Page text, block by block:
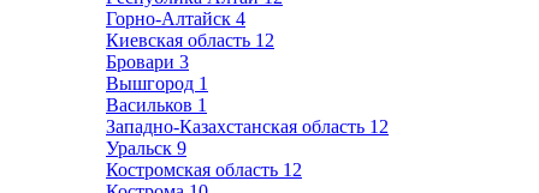
Горно-Алтайск 4
Киевская область 12
Бровари 3
Вышгород 1
Васильков 1
Западно-Казахстанская область 12
Уральск 9
Костромская область 12